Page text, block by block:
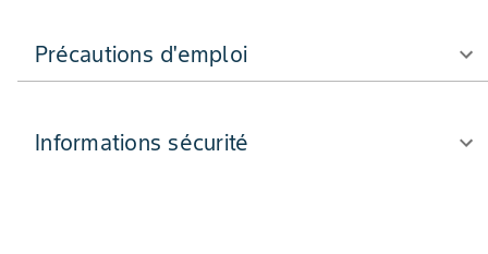
Précautions d'emploi
Informations sécurité